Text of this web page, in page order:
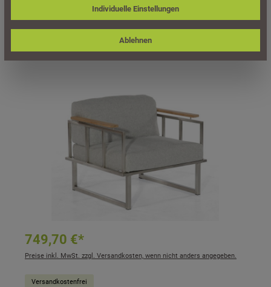
749,70 €*
Preise inkl. MwSt. zzgl. Versandkosten, wenn nicht anders angegeben.
Versandkostenfrei
Individuelle Einstellungen
Ablehnen